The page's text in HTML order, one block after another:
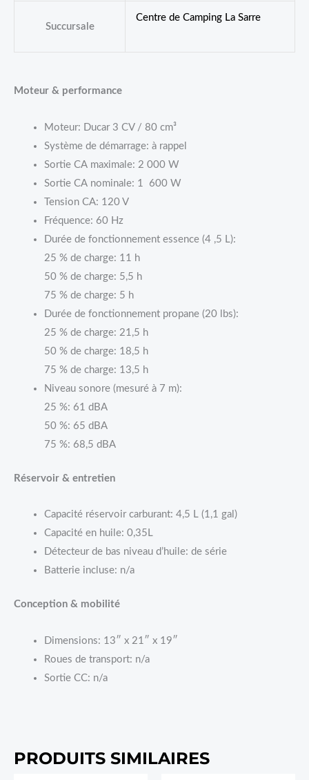
Succursale
Centre de Camping La Sarre
Moteur & performance
Moteur: Ducar 3 CV / 80 cm³
Système de démarrage: à rappel
Sortie CA maximale: 2 000 W
Sortie CA nominale: 1 600 W
Tension CA: 120 V
Fréquence: 60 Hz
Durée de fonctionnement essence (4 ,5 L):
25 % de charge: 11 h
50 % de charge: 5,5 h
75 % de charge: 5 h
Durée de fonctionnement propane (20 lbs):
25 % de charge: 21,5 h
50 % de charge: 18,5 h
75 % de charge: 13,5 h
Niveau sonore (mesuré à 7 m):
25 %: 61 dBA
50 %: 65 dBA
75 %: 68,5 dBA
Réservoir & entretien
Capacité réservoir carburant: 4,5 L (1,1 gal)
Capacité en huile: 0,35L
Détecteur de bas niveau d’huile: de série
Batterie incluse: n/a
Conception & mobilité
Dimensions: 13″ x 21″ x 19″
Roues de transport: n/a
Sortie CC: n/a
PRODUITS SIMILAIRES